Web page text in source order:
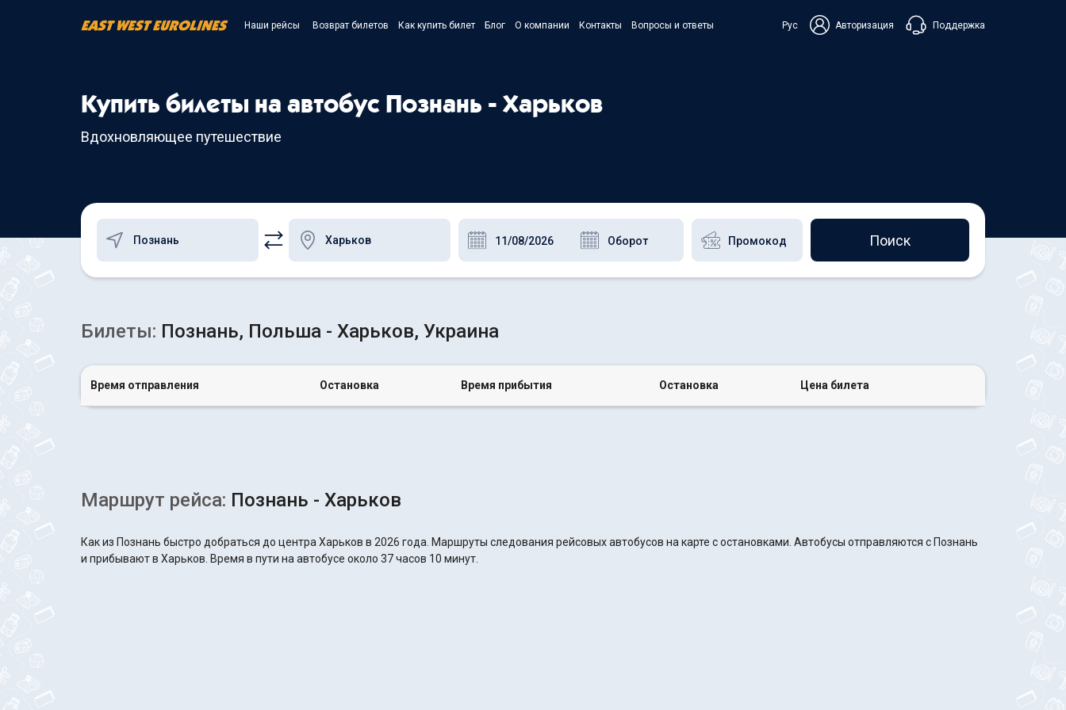
Наши рейсы Возврат билетов Как купить билет Блог О компании Контакты Вопросы и ответы Рус Авторизация Поддержка
Чат в Messenger
Купить билеты на автобус Познань - Харьков
Вдохновляющее путешествие
Поиск
Билеты: Познань, Польша - Харьков, Украина
Время отправления Остановка Время прибытия Остановка Цена билета
Маршрут рейса: Познань - Харьков
Как из Познань быстро добраться до центра Харьков в 2026 года. Маршруты следования рейсовых автобусов на карте с остановками. Автобусы отправляются с Познань
и прибывают в Харьков. Время в пути на автобусе около 37 часов 10 минут.